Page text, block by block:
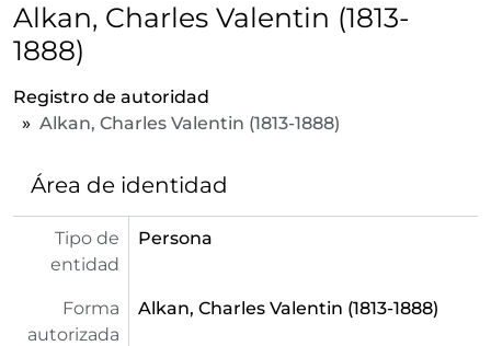
Alkan, Charles Valentin (1813-
1888)
Registro de autoridad
Alkan, Charles Valentin (1813-1888)
Área de identidad
Tipo de
entidad
Persona
Forma
autorizada
Alkan, Charles Valentin (1813-1888)